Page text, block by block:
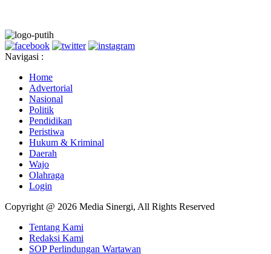
Navigasi :
Home
Advertorial
Nasional
Politik
Pendidikan
Peristiwa
Hukum & Kriminal
Daerah
Wajo
Olahraga
Login
Copyright @ 2026 Media Sinergi, All Rights Reserved
Tentang Kami
Redaksi Kami
SOP Perlindungan Wartawan